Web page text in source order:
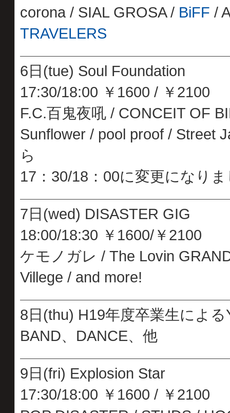
corona / SIAL GROSA / BiFF /
TRAVELERS
6日(tue) Soul Foundation
17:30/18:00 ￥1600 / ￥2100
F.C.百鬼夜吼 / CONCEIT OF
Sunflower / pool proof / Street
ら
17：30/18：00に変更になり
7日(wed) DISASTER GIG
18:00/18:30 ￥1600/￥2100
ケモノガレ / The Lovin
Villege / and more!
8日(thu) H19年度卒業生によ
BAND、DANCE、他
9日(fri) Explosion Star
17:30/18:00 ￥1600 / ￥2100